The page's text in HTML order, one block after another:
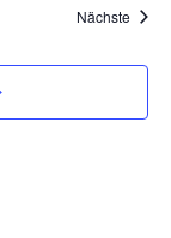
Nächste